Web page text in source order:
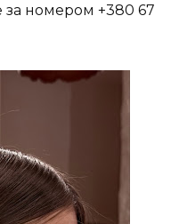
за номером +380 67